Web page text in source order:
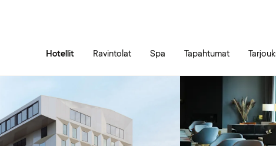
Hotellit Ravintolat Spa Tapahtumat